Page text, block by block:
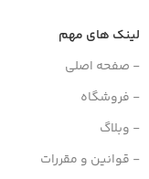
لینک های مهم
- صفحه اصلی
- فروشگاه
- وبلاگ
- قوانین و مقررات